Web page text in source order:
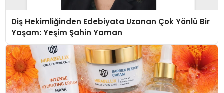
Diş Hekimliğinden Edebiyata Uzanan Çok Yönlü Bir
Yaşam: Yeşim Şahin Yaman